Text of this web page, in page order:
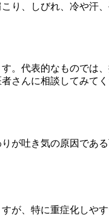
り、しびれ、冷や汗
。代表的なものでは
さんに相談してみてく
が吐き気の原因である
が、特に重症化しや